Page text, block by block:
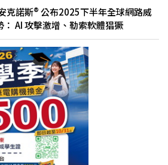
克諾斯® 公布2025下半年全球網路威
脅關鍵趨勢： AI 攻擊激增、勒索軟體猖獗